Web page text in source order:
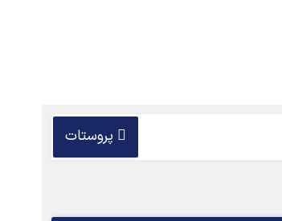
پروستات